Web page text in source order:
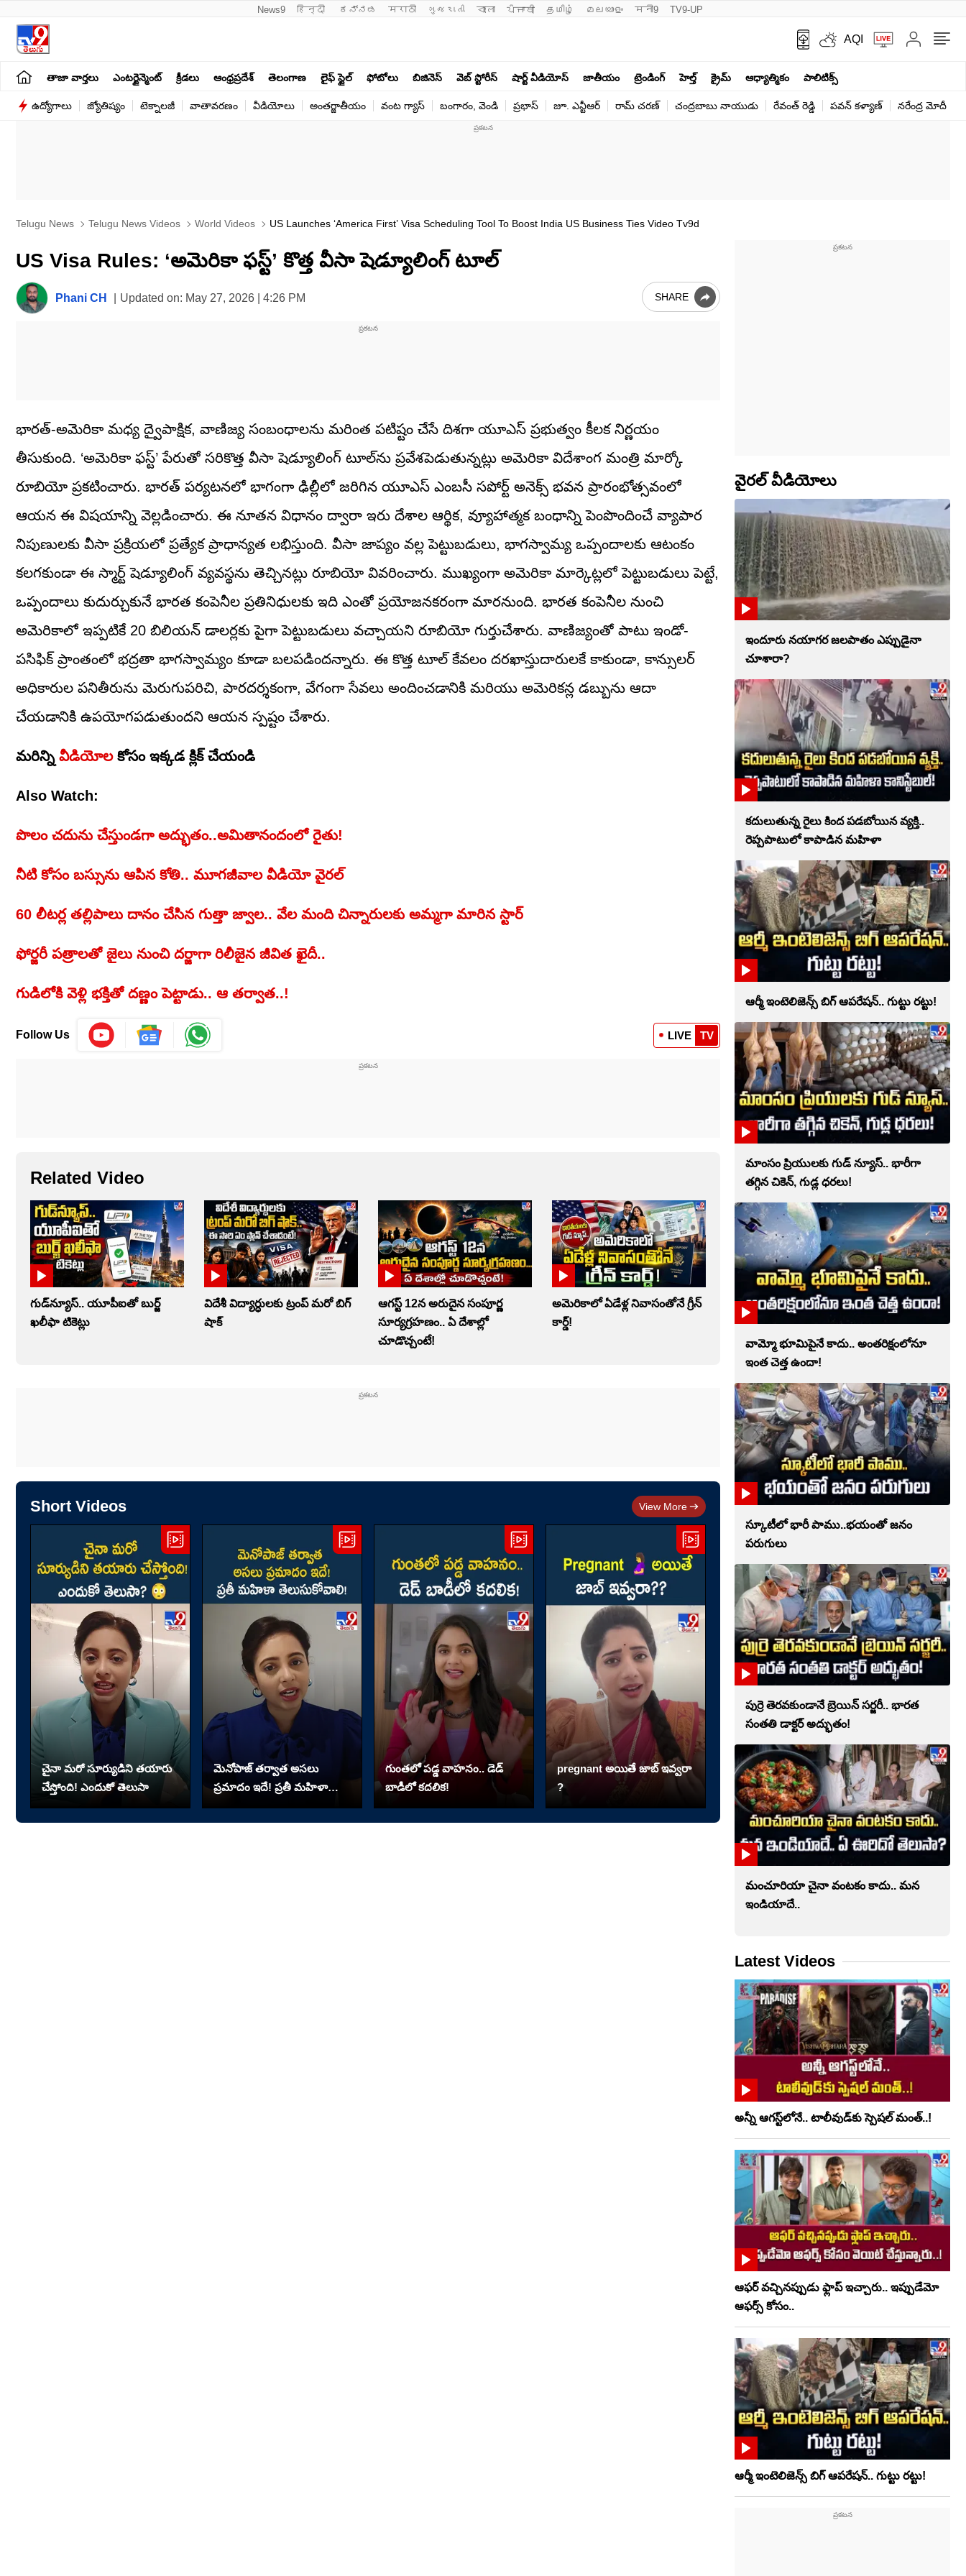
News9 हिन्दी ಕನ್ನಡ मराठी ગુજરાતી বাংলা ਪੰਜਾਬੀ தமிழ் മലയാളം मनी9 TV9-UP
AQI
తాజా వార్తలు ఎంటర్టైన్మెంట్ క్రీడలు ఆంధ్రప్రదేశ్ తెలంగాణ లైఫ్ స్టైల్ ఫోటోలు బిజినెస్ వెబ్ స్టోరీస్ షార్ట్ వీడియోస్ జాతీయం ట్రెండింగ్ హెల్త్‌ క్రైమ్ ఆధ్యాత్మికం పాలిటిక్స్‌
ఉద్యోగాలు జ్యోతిష్యం టెక్నాలజీ వాతావరణం వీడియోలు అంతర్జాతీయం వంట గ్యాస్ బంగారం, వెండి ప్రభాస్ జూ. ఎన్టీఆర్ రామ్ చ‌ర‌ణ్‌ చంద్రబాబు నాయుడు రేవంత్ రెడ్డి పవన్ కళ్యాణ్ నరేంద్ర మోదీ
Telugu News Telugu News Videos World Videos US Launches ‘America First’ Visa Scheduling Tool To Boost India US Business Ties Video Tv9d
US Visa Rules: ‘అమెరికా ఫస్ట్’ కొత్త వీసా షెడ్యూలింగ్ టూల్‌
Phani CH Updated on: May 27, 2026 | 4:26 PM SHARE
భారత్-అమెరికా మధ్య ద్వైపాక్షిక, వాణిజ్య సంబంధాలను మరింత పటిష్టం చేసే దిశగా యూఎస్ ప్రభుత్వం కీలక నిర్ణయం
తీసుకుంది. ‘అమెరికా ఫస్ట్’ పేరుతో సరికొత్త వీసా షెడ్యూలింగ్ టూల్‌ను ప్రవేశపెడుతున్నట్లు అమెరికా విదేశాంగ మంత్రి మార్కో
రూబియో ప్రకటించారు. భారత్‌ పర్యటనలో భాగంగా ఢిల్లీలో జరిగిన యూఎస్ ఎంబసీ సపోర్ట్ అనెక్స్ భవన ప్రారంభోత్సవంలో
ఆయన ఈ విషయాన్ని వెల్లడించారు. ఈ నూతన విధానం ద్వారా ఇరు దేశాల ఆర్థిక, వ్యూహాత్మక బంధాన్ని పెంపొందించే వ్యాపార
నిపుణులకు వీసా ప్రక్రియలో ప్రత్యేక ప్రాధాన్యత లభిస్తుంది. వీసా జాప్యం వల్ల పెట్టుబడులు, భాగస్వామ్య ఒప్పందాలకు ఆటంకం
కలగకుండా ఈ స్మార్ట్ షెడ్యూలింగ్ వ్యవస్థను తెచ్చినట్లు రూబియో వివరించారు. ముఖ్యంగా అమెరికా మార్కెట్లలో పెట్టుబడులు పెట్టే,
ఒప్పందాలు కుదుర్చుకునే భారత కంపెనీల ప్రతినిధులకు ఇది ఎంతో ప్రయోజనకరంగా మారనుంది. భారత కంపెనీల నుంచి
అమెరికాలో ఇప్పటికే 20 బిలియన్ డాలర్లకు పైగా పెట్టుబడులు వచ్చాయని రూబియో గుర్తుచేశారు. వాణిజ్యంతో పాటు ఇండో-
పసిఫిక్ ప్రాంతంలో భద్రతా భాగస్వామ్యం కూడా బలపడిందన్నారు. ఈ కొత్త టూల్ కేవలం దరఖాస్తుదారులకే కాకుండా, కాన్సులర్
అధికారుల పనితీరును మెరుగుపరిచి, పారదర్శకంగా, వేగంగా సేవలు అందించడానికి మరియు అమెరికన్ల డబ్బును ఆదా
చేయడానికి ఉపయోగపడుతుందని ఆయన స్పష్టం చేశారు.
మరిన్ని వీడియోలకోసం ఇక్కడ క్లిక్ చేయండి
Also Watch:
పొలం చదును చేస్తుండగా అద్భుతం..అమితానందంలో రైతు!
నీటి కోసం బస్సును ఆపిన కోతి.. మూగజీవాల వీడియో వైరల్
60 లీటర్ల తల్లిపాలు దానం చేసిన గుత్తా జ్వాల.. వేల మంది చిన్నారులకు అమ్మగా మారిన స్టార్
ఫోర్జరీ పత్రాలతో జైలు నుంచి దర్జాగా రిలీజైన జీవిత ఖైదీ..
గుడిలోకి వెళ్లి భక్తితో దణ్ణం పెట్టాడు.. ఆ తర్వాత..!
Follow Us LIVE TV
Related Video
గుడ్‌న్యూస్.. యూపీఐతో బుర్జ్
ఖలీఫా టికెట్లు
విదేశీ విద్యార్ధులకు ట్రంప్‌ మరో బిగ్‌
షాక్‌
ఆగస్ట్ 12న అరుదైన సంపూర్ణ
సూర్యగ్రహణం.. ఏ దేశాల్లో
చూడొచ్చంటే!
అమెరికాలో ఏడేళ్ల నివాసంతోనే గ్రీన్
కార్డ్!
Short Videos View More
చైనా మరో సూర్యుడిని తయారు
చేస్తోంది! ఎందుకో తెలుసా
మెనోపాజ్ తర్వాత అసలు
ప్రమాదం ఇదే! ప్రతీ మహిళా
తెలుసుకోవాలి!
గుంతలో పడ్డ వాహనం.. డెడ్
బాడీలో కదలిక!
pregnant అయితే జాబ్ ఇవ్వరా
?
వైరల్ వీడియోలు
ఇందూరు నయాగర జలపాతం ఎప్పుడైనా
చూశారా?
కదులుతున్న రైలు కింద పడబోయిన వ్యక్తి..
రెప్పపాటులో కాపాడిన మహిళా
ఆర్మీ ఇంటెలిజెన్స్ బిగ్ ఆపరేషన్.. గుట్టు రట్టు!
మాంసం ప్రియులకు గుడ్ న్యూస్.. భారీగా
తగ్గిన చికెన్, గుడ్ల ధరలు!
వామ్మో భూమిపైనే కాదు.. అంతరిక్షంలోనూ
ఇంత చెత్త ఉందా!
స్కూటీలో భారీ పాము..భయంతో జనం
పరుగులు
పుర్రె తెరవకుండానే బ్రెయిన్ సర్జరీ.. భారత
సంతతి డాక్టర్ అద్భుతం!
మంచూరియా చైనా వంటకం కాదు.. మన
ఇండియాదే..
Latest Videos
అన్నీ ఆగస్ట్‌లోనే.. టాలీవుడ్‌కు స్పెషల్ మంత్..!
ఆఫర్ వచ్చినప్పుడు ఫ్లాప్ ఇచ్చారు.. ఇప్పుడేమో
ఆఫర్స్ కోసం..
ఆర్మీ ఇంటెలిజెన్స్ బిగ్ ఆపరేషన్.. గుట్టు రట్టు!